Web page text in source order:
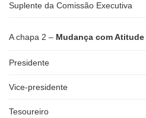
Suplente da Comissão Executiva
A chapa 2 – Mudança com Atitude
Presidente
Vice-presidente
Tesoureiro